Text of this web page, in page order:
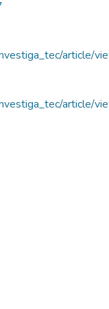
article/
article/